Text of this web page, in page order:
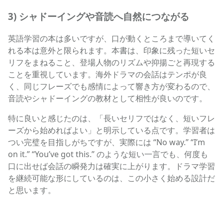
3) シャドーイングや音読へ自然につながる
英語学習の本は多いですが、口が動くところまで導いてく
れる本は意外と限られます。本書は、印象に残った短いセ
リフをまねること、登場人物のリズムや抑揚ごと再現する
ことを重視しています。海外ドラマの会話はテンポが良
く、同じフレーズでも感情によって響き方が変わるので、
音読やシャドーイングの教材として相性が良いのです。
特に良いと感じたのは、「長いセリフではなく、短いフレ
ーズから始めればよい」と明示している点です。学習者は
つい完璧を目指しがちですが、実際には “No way.” “I’m
on it.” “You’ve got this.” のような短い一言でも、何度も
口に出せば会話の瞬発力は確実に上がります。ドラマ学習
を継続可能な形にしているのは、この小さく始める設計だ
と思います。